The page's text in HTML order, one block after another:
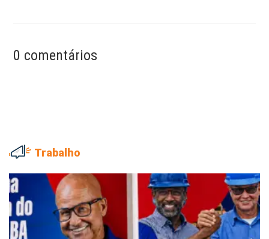
0 comentários
Trabalho